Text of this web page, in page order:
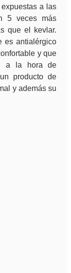
a las
5 veces más
que el kevlar.
es antialérgico
y que
a la hora de
producto de
y además su